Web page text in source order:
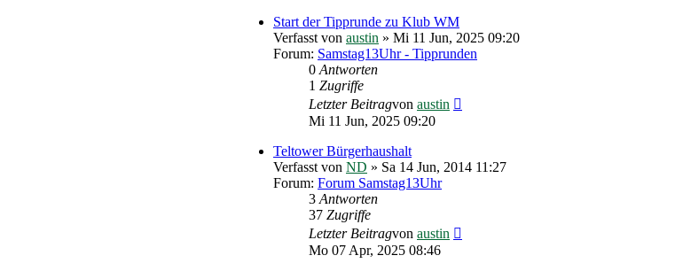
Start der Tipprunde zu Klub WM
Verfasst von austin » Mi 11 Jun, 2025 09:20
Forum: Samstag13Uhr - Tipprunden
0 Antworten
1 Zugriffe
Letzter Beitragvon austin
Mi 11 Jun, 2025 09:20
Teltower Bürgerhaushalt
Verfasst von ND » Sa 14 Jun, 2014 11:27
Forum: Forum Samstag13Uhr
3 Antworten
37 Zugriffe
Letzter Beitragvon austin
Mo 07 Apr, 2025 08:46